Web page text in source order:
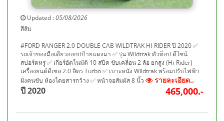
Updated :05/08/2026
สีส้ม
#FORD RANGER 2.0 DOUBLE CAB WILDTRAK HI-RIDER ปี 2020 ✅
รถเจ้าของมือเดียวออกปป้ายแดงมา ✅ รุ่น Wildtrak ตัวท็อป ดีไซน์
สปอร์ตหรู ✅ เกียร์อัตโนมัติ 10 สปีด ขับเคลื่อน 2 ล้อ ยกสูง (Hi-Rider)
เครื่องยนต์ดีเซล 2.0 ลิตร Turbo ✅ เบาะหนัง Wildtrak พร้อมปรับไฟฟ้า
ฝั่งคนขับ ห้องโดยสารกว้าง ✅ หน้าจอสัมผัส 8 นิ้ว
รายละเอียด..
ปี 2020 465,000.-